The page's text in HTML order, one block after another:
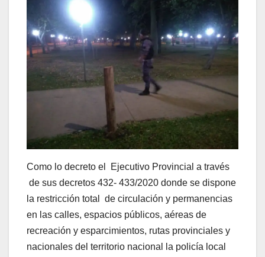
Como lo decreto el Ejecutivo Provincial a través
de sus decretos 432- 433/2020 donde se dispone
la restricción total de circulación y permanencias
en las calles, espacios públicos, aéreas de
recreación y esparcimientos, rutas provinciales y
nacionales del territorio nacional la policía local